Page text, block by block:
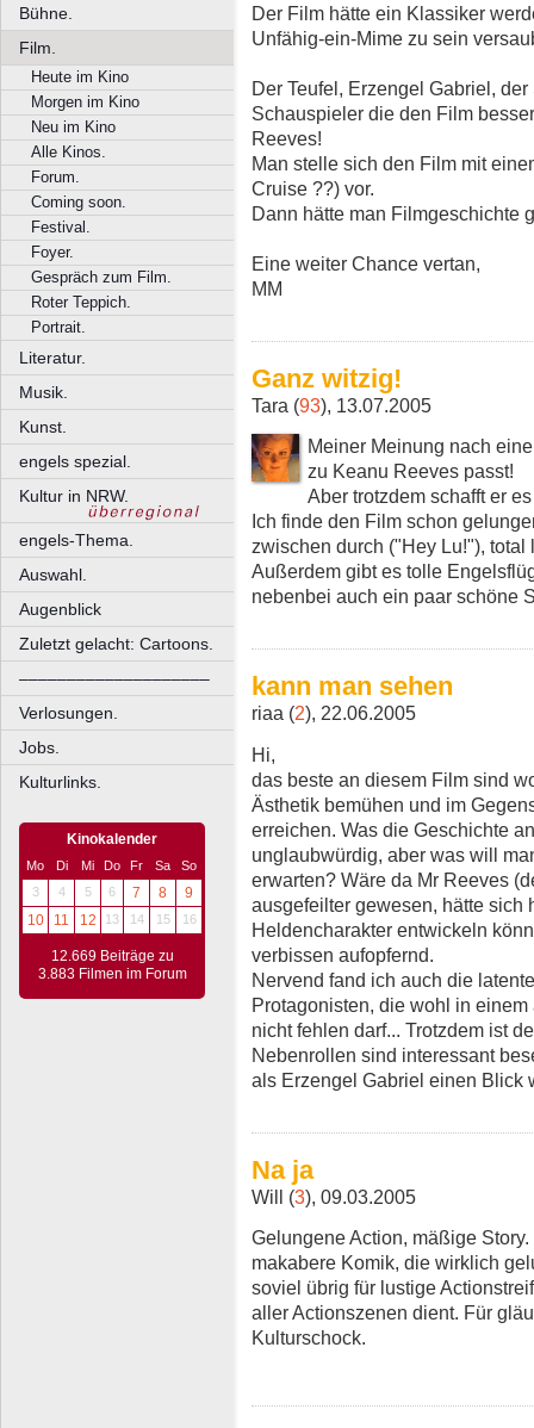
Bühne.
Film.
Heute im Kino
Morgen im Kino
Neu im Kino
Alle Kinos.
Forum.
Coming soon.
Festival.
Foyer.
Gespräch zum Film.
Roter Teppich.
Portrait.
Literatur.
Musik.
Kunst.
engels spezial.
Kultur in NRW.
engels-Thema.
Auswahl.
Augenblick
Zuletzt gelacht: Cartoons.
––––––––––––––––––––
Verlosungen.
Jobs.
Kulturlinks.
Kinokalender
Mo Di Mi Do Fr Sa
So
3
4 5 6 7 8
9
10
11 12 13 14 15 16
12.669 Beiträge zu
3.883 Filmen im Forum
Der Film hätte ein Klassiker
Unfähig-ein-Mime zu sein
Der Teufel, Erzengel Gabriel,
Schauspieler die den Film
Reeves!
Man stelle sich den Film mit
Cruise ??) vor.
Dann hätte man Filmgeschichte
Eine weiter Chance vertan,
MM
Ganz witzig!
Tara (93), 13.07.2005
Meiner Meinung nach
zu Keanu Reeves passt!
Aber trotzdem schafft er
Ich finde den Film schon
zwischen durch ("Hey Lu!"), total
Außerdem gibt es tolle
nebenbei auch ein paar schöne
kann man sehen
riaa (2), 22.06.2005
Hi,
das beste an diesem Film sind
Ästhetik bemühen und im
erreichen. Was die Geschichte
unglaubwürdig, aber was will
erwarten? Wäre da Mr Reeves
ausgefeilter gewesen, hätte sich
Heldencharakter entwickeln
verbissen aufopfernd.
Nervend fand ich auch die
Protagonisten, die wohl in
nicht fehlen darf... Trotzdem ist
Nebenrollen sind interessant
als Erzengel Gabriel einen Blick
Na ja
Will (3), 09.03.2005
Gelungene Action, mäßige
makabere Komik, die wirklich
soviel übrig für lustige
aller Actionszenen dient. Für
Kulturschock.